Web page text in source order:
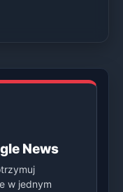
News
w jednym